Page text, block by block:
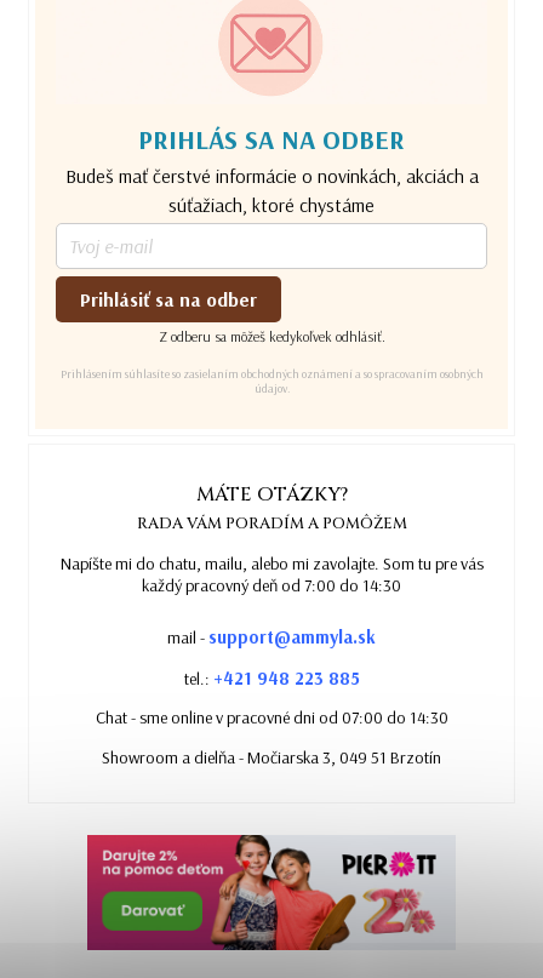
PRIHLÁS SA NA ODBER
Budeš mať čerstvé informácie o novinkách, akciách a
súťažiach, ktoré chystáme
Prihlásiť sa na odber
Z odberu sa môžeš kedykoľvek odhlásiť.
Prihlásením súhlasíte so zasielaním obchodných oznámení a so spracovaním osobných
údajov.
MÁTE OTÁZKY?
RADA VÁM PORADÍM A POMÔŽEM
Napíšte mi do chatu, mailu, alebo mi zavolajte. Som tu pre vás
každý pracovný deň od 7:00 do 14:30
mail - support@ammyla.sk
tel.: +421 948 223 885
Chat - sme online v pracovné dni od 07:00 do 14:30
Showroom a dielňa - Močiarska 3, 049 51 Brzotín